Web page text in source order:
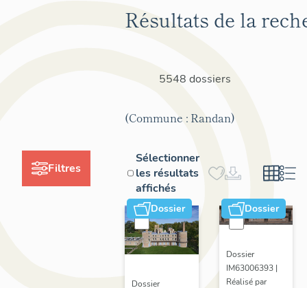
Filtres
Résultats de la
5548 dossiers
(Commune : Randan)
Sélectionner
les résultats
affichés
Dossier
Dossier
Dossier
Dossier
IM63006393 |
Réalisé par